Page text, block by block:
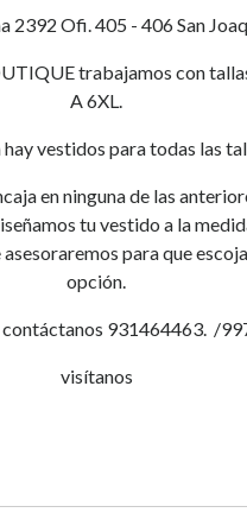
2392 Ofi. 405 - 406 San
trabajamos con
A 6XL.
hay vestidos para todas las
en ninguna de las
tu vestido a la
para que
opción.
contáctanos 931464463. /
visítanos